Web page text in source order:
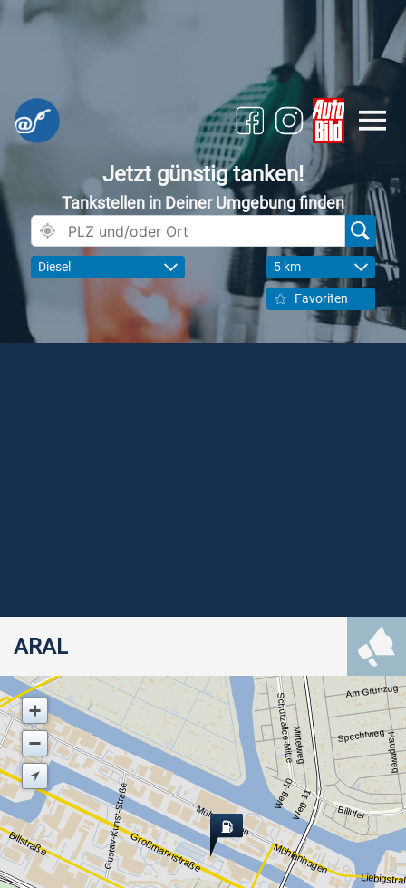
Jetzt günstig tanken!
Tankstellen in Deiner Umgebung finden
Diesel 5 km
Favoriten
ARAL
Großmannstraße
Billstraße Mühlenhagen
Billufer
Mühlenhagen
Gustav-Kunst-Straße
Schurzallee-Mitte Spechtweg
Am Grünzug
Weg 11
Mittelweg Hauptweg
Weg 10